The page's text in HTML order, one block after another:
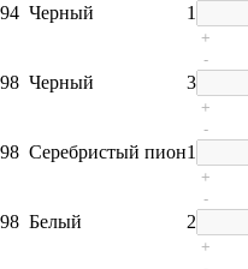
94 Черный 1
+
98 Черный 3
-
+
98 Серебристый пион1
-
+
98 Белый 2
-
+